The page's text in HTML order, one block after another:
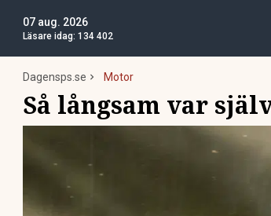
07 aug. 2026
Läsare idag: 134 402
Dagensps.se Motor
Så långsam var